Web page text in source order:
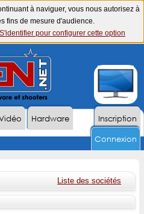
à naviguer, vous nous autorisez à
fins de mesure d'audience.
S'identifier pour configurer cette option
Inscription
Hardware
Connexion
Liste des sociétés